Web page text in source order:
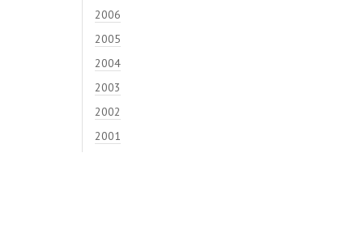
2006
2005
2004
2003
2002
2001